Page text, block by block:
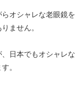
オシャレな老眼鏡を
ません。
日本でもオシャレな
。